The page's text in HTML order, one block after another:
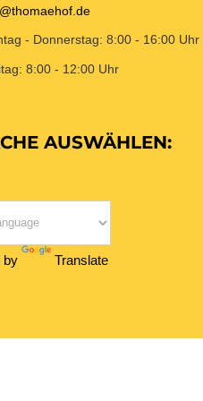
- Donnerstag: 8:00 - 16:00 Uhr
8:00 - 12:00 Uhr
AUSWÄHLEN:
by Translate